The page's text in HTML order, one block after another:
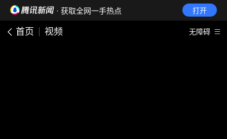
· 获取全网一手热点 打开
首页 视频 无障碍